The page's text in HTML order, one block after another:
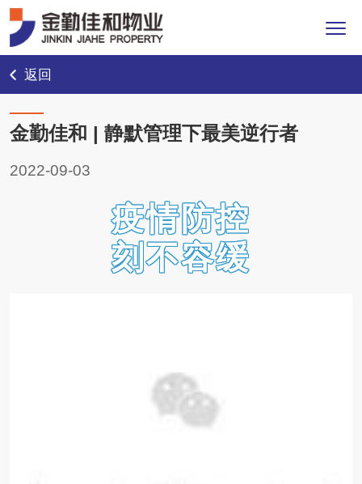
返回
金勤佳和 | 静默管理下最美逆行者
2022-09-03
疫情防控
刻不容缓